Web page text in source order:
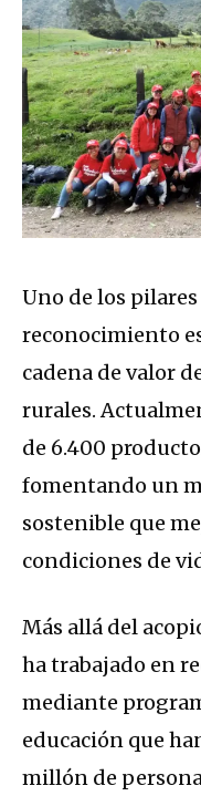
Uno de los
reconocimiento
cadena de valor
rurales.
de 6.400
fomentando un
sostenible que
condiciones de
Más allá del
ha trabajado en
mediante
educación que
millón de